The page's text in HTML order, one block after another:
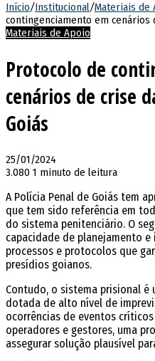
Início/Institucional/Materiais de
contingenciamento em cenários
Materiais de Apoio
Protocolo de
cenários de crise
Goiás
25/01/2024
3.080 1 minuto de leitura
A Polícia Penal de Goiás tem
que tem sido referência em
do sistema penitenciário. O
capacidade de planejamento
processos e protocolos que
presídios goianos.
Contudo, o sistema prisional é
dotada de alto nível de
ocorrências de eventos críticos
operadores e gestores, uma
assegurar solução plausível